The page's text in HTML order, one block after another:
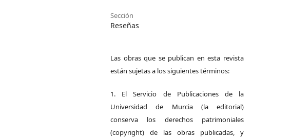
Sección
Reseñas
Las obras que se publican en esta revista
están sujetas a los siguientes términos:
1. El Servicio de Publicaciones de la
Universidad de Murcia (la editorial)
conserva los derechos patrimoniales
(copyright) de las obras publicadas, y